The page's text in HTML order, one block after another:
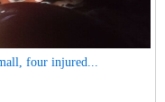
four injured...